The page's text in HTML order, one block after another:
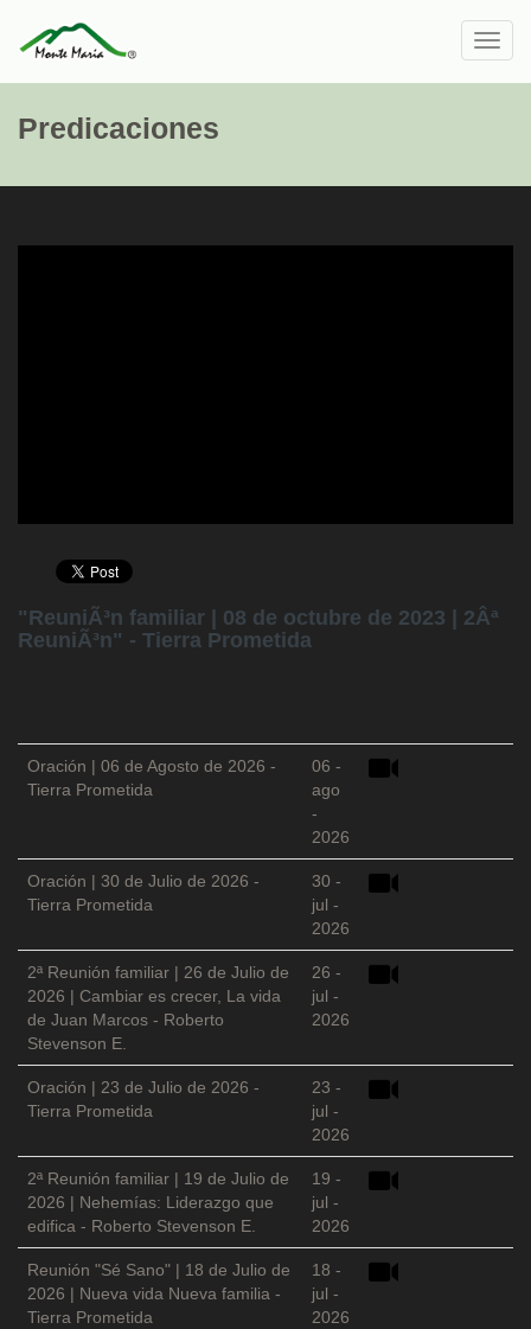
Predicaciones
"ReuniÃ³n familiar | 08 de octubre de 2023 | 2Âª
ReuniÃ³n" - Tierra Prometida
Oración | 06 de Agosto de 2026 -
Tierra Prometida
06 -
ago
-
2026
Oración | 30 de Julio de 2026 -
Tierra Prometida
30 -
jul -
2026
2ª Reunión familiar | 26 de Julio de
2026 | Cambiar es crecer, La vida
de Juan Marcos - Roberto
Stevenson E.
26 -
jul -
2026
Oración | 23 de Julio de 2026 -
Tierra Prometida
23 -
jul -
2026
2ª Reunión familiar | 19 de Julio de
2026 | Nehemías: Liderazgo que
edifica - Roberto Stevenson E.
19 -
jul -
2026
Reunión "Sé Sano" | 18 de Julio de
2026 | Nueva vida Nueva familia -
Tierra Prometida
18 -
jul -
2026